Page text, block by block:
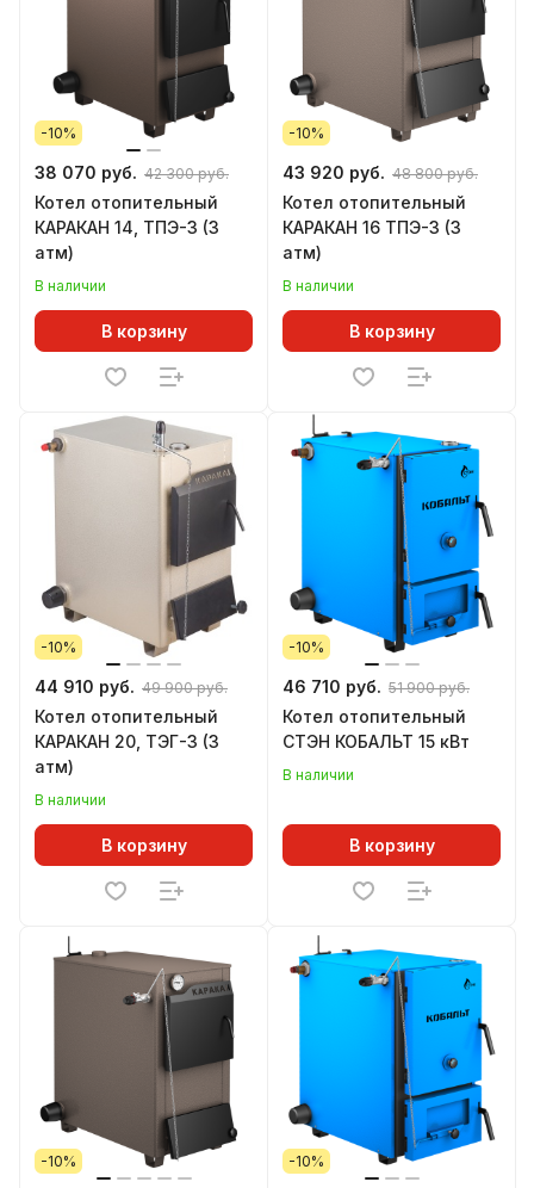
-10%
38 070 руб. 42 300 руб.
Котел отопительный
КАРАКАН 14, ТПЭ-3 (3
атм)
В наличии
В корзину
-10%
43 920 руб. 48 800 руб.
Котел отопительный
КАРАКАН 16 ТПЭ-3 (3
атм)
В наличии
В корзину
-10%
44 910 руб. 49 900 руб.
Котел отопительный
КАРАКАН 20, ТЭГ-3 (3
атм)
В наличии
В корзину
-10%
46 710 руб. 51 900 руб.
Котел отопительный
СТЭН КОБАЛЬТ 15 кВт
В наличии
В корзину
-10% -10%